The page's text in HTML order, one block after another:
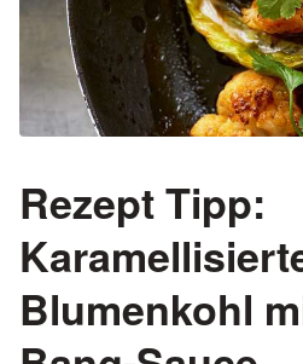
Rezept Tipp:
Blumenkohl